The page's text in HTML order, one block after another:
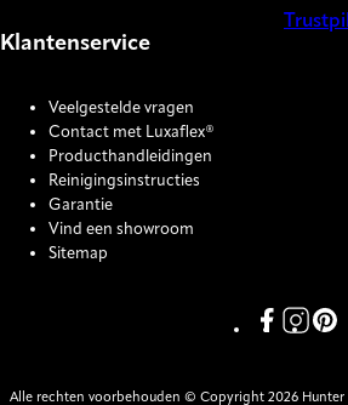
Klantenservice
Veelgestelde vragen
Contact met Luxaflex®
Producthandleidingen
Reinigingsinstructies
Garantie
Vind een showroom
Sitemap
LinkLink
Alle rechten voorbehouden © Copyright 2026 Hunter